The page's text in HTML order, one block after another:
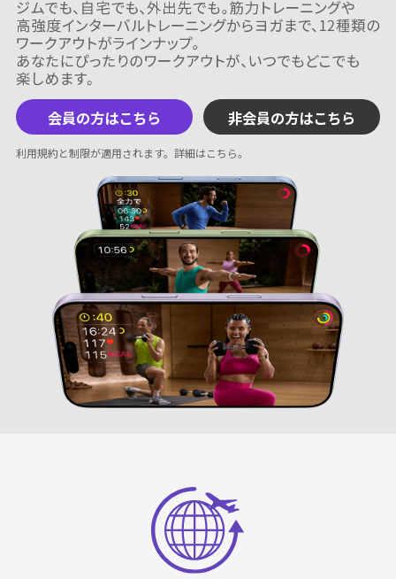
会員の方はこちら 非会員の方はこちら
利用規約と制限が適用されます。 詳細はこちら。